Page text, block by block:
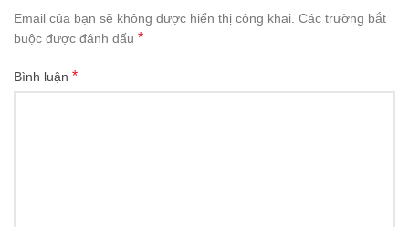
Email của bạn sẽ không được hiển thị công khai. Các trường bắt
buộc được đánh dấu *
Bình luận *